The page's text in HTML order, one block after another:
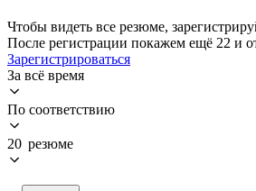
Чтобы видеть все резюме,
После регистрации покажем ещё 22 и
Зарегистрироваться
За всё время
По соответствию
20 резюме